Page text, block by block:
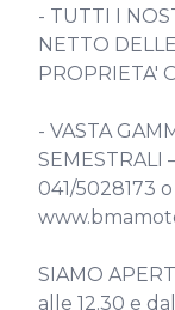
- TUTTI I
NETTO
PROPRIETA'
- VASTA
SEMESTRALI
041/5028173
SIAMO
alle 12.30 e